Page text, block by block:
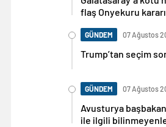
flaş Onyekuru
GÜNDEM 07 Ağustos
Trump’tan seçim
GÜNDEM 07 Ağustos
Avusturya
ile ilgili